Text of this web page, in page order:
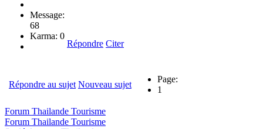
Message:
68
Karma: 0
Répondre Citer
Répondre au sujet Nouveau sujet
Page:
1
Forum Thailande Tourisme
Forum Thailande Tourisme